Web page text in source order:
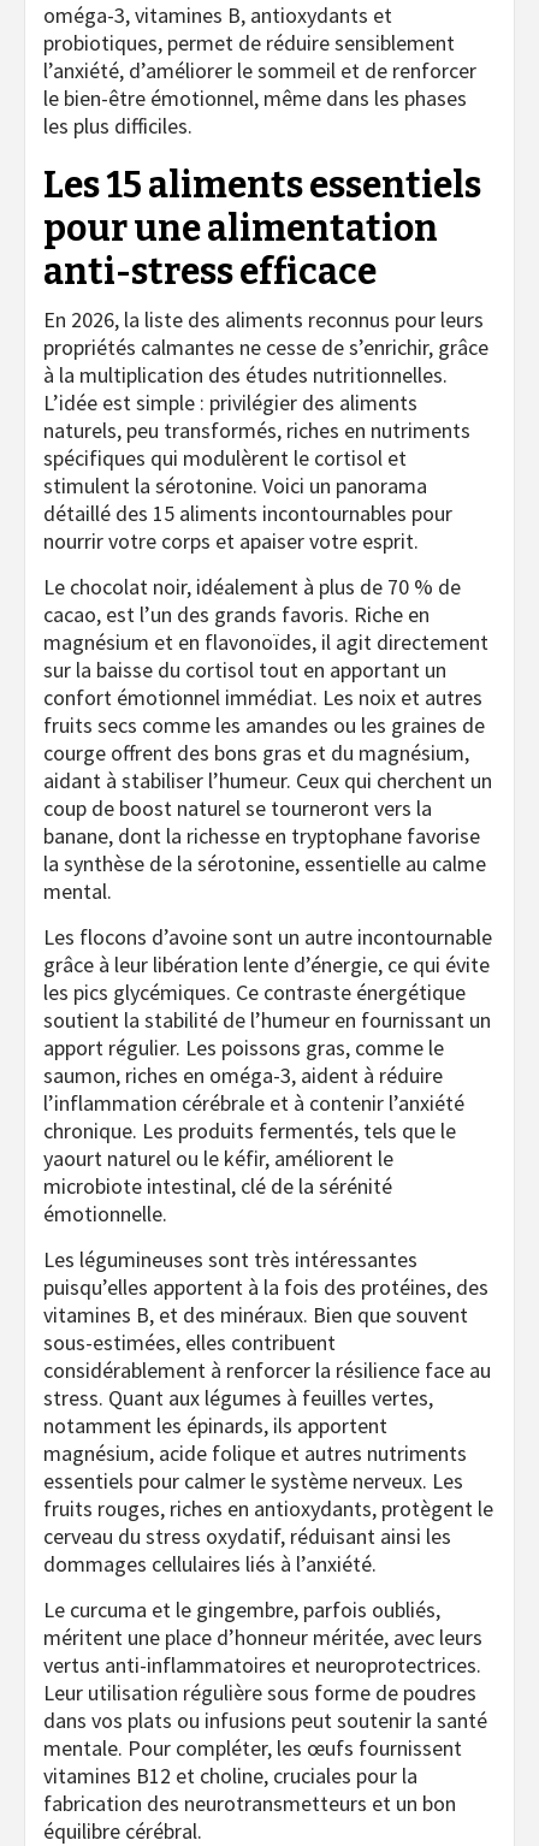
oméga-3, vitamines B, antioxydants et
probiotiques, permet de réduire sensiblement
l’anxiété, d’améliorer le sommeil et de renforcer
le bien-être émotionnel, même dans les phases
les plus difficiles.
Les 15 aliments essentiels
pour une alimentation
anti-stress efficace
En 2026, la liste des aliments reconnus pour leurs
propriétés calmantes ne cesse de s’enrichir, grâce
à la multiplication des études nutritionnelles.
L’idée est simple : privilégier des aliments
naturels, peu transformés, riches en nutriments
spécifiques qui modulèrent le cortisol et
stimulent la sérotonine. Voici un panorama
détaillé des 15 aliments incontournables pour
nourrir votre corps et apaiser votre esprit.
Le chocolat noir, idéalement à plus de 70 % de
cacao, est l’un des grands favoris. Riche en
magnésium et en flavonoïdes, il agit directement
sur la baisse du cortisol tout en apportant un
confort émotionnel immédiat. Les noix et autres
fruits secs comme les amandes ou les graines de
courge offrent des bons gras et du magnésium,
aidant à stabiliser l’humeur. Ceux qui cherchent un
coup de boost naturel se tourneront vers la
banane, dont la richesse en tryptophane favorise
la synthèse de la sérotonine, essentielle au calme
mental.
Les flocons d’avoine sont un autre incontournable
grâce à leur libération lente d’énergie, ce qui évite
les pics glycémiques. Ce contraste énergétique
soutient la stabilité de l’humeur en fournissant un
apport régulier. Les poissons gras, comme le
saumon, riches en oméga-3, aident à réduire
l’inflammation cérébrale et à contenir l’anxiété
chronique. Les produits fermentés, tels que le
yaourt naturel ou le kéfir, améliorent le
microbiote intestinal, clé de la sérénité
émotionnelle.
Les légumineuses sont très intéressantes
puisqu’elles apportent à la fois des protéines, des
vitamines B, et des minéraux. Bien que souvent
sous-estimées, elles contribuent
considérablement à renforcer la résilience face au
stress. Quant aux légumes à feuilles vertes,
notamment les épinards, ils apportent
magnésium, acide folique et autres nutriments
essentiels pour calmer le système nerveux. Les
fruits rouges, riches en antioxydants, protègent le
cerveau du stress oxydatif, réduisant ainsi les
dommages cellulaires liés à l’anxiété.
Le curcuma et le gingembre, parfois oubliés,
méritent une place d’honneur méritée, avec leurs
vertus anti-inflammatoires et neuroprotectrices.
Leur utilisation régulière sous forme de poudres
dans vos plats ou infusions peut soutenir la santé
mentale. Pour compléter, les œufs fournissent
vitamines B12 et choline, cruciales pour la
fabrication des neurotransmetteurs et un bon
équilibre cérébral.